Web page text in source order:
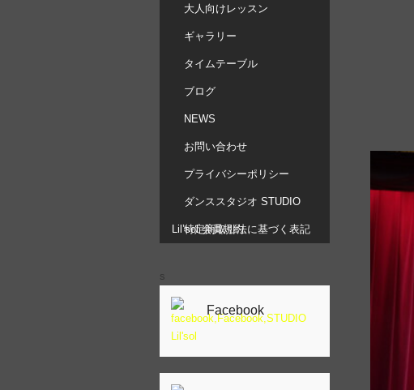
大人向けレッスン
ギャラリー
タイムテーブル
ブログ
NEWS
お問い合わせ
プライバシーポリシー
ダンススタジオ STUDIO
Lil’sol 会員規約
特定商取引法に基づく表記
s
Facebook